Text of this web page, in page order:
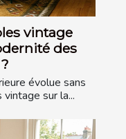
vintage
des
évolue sans
sur la...